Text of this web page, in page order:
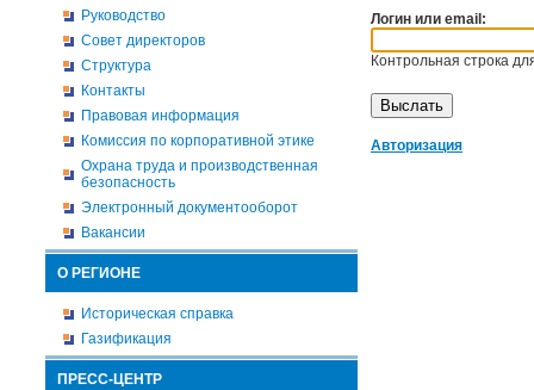
Руководство
Совет директоров
Структура
Контакты
Правовая информация
Комиссия по корпоративной этике
Охрана труда и производственная
безопасность
Электронный документооборот
Вакансии
О РЕГИОНЕ
Историческая справка
Газификация
ПРЕСС-ЦЕНТР
Логин или email:
Контрольная строка
Авторизация